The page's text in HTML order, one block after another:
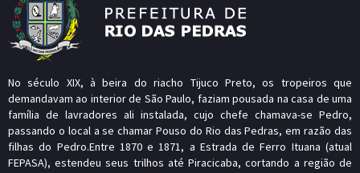
No século XIX, à beira do riacho Tijuco Preto, os tropeiros que
demandavam ao interior de São Paulo, faziam pousada na casa de uma
família de lavradores ali instalada, cujo chefe chamava-se Pedro,
passando o local a se chamar Pouso do Rio das Pedras, em razão das
filhas do Pedro.Entre 1870 e 1871, a Estrada de Ferro Ituana (atual
FEPASA), estendeu seus trilhos até Piracicaba, cortando a região de